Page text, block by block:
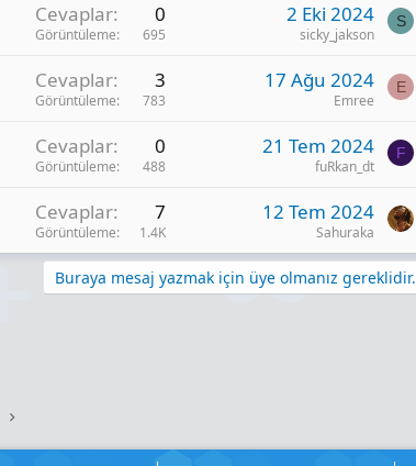
Cevaplar 0
Görüntüleme 695
2 Eki 2024
sicky_jakson
S
Cevaplar 3
Görüntüleme 783
17 Ağu 2024
Emree
E
Cevaplar 0
Görüntüleme 488
21 Tem 2024
fuRkan_dt
F
Cevaplar 7
Görüntüleme 1.4K
12 Tem 2024
Sahuraka
Buraya mesaj yazmak için üye olmanız gereklidir.